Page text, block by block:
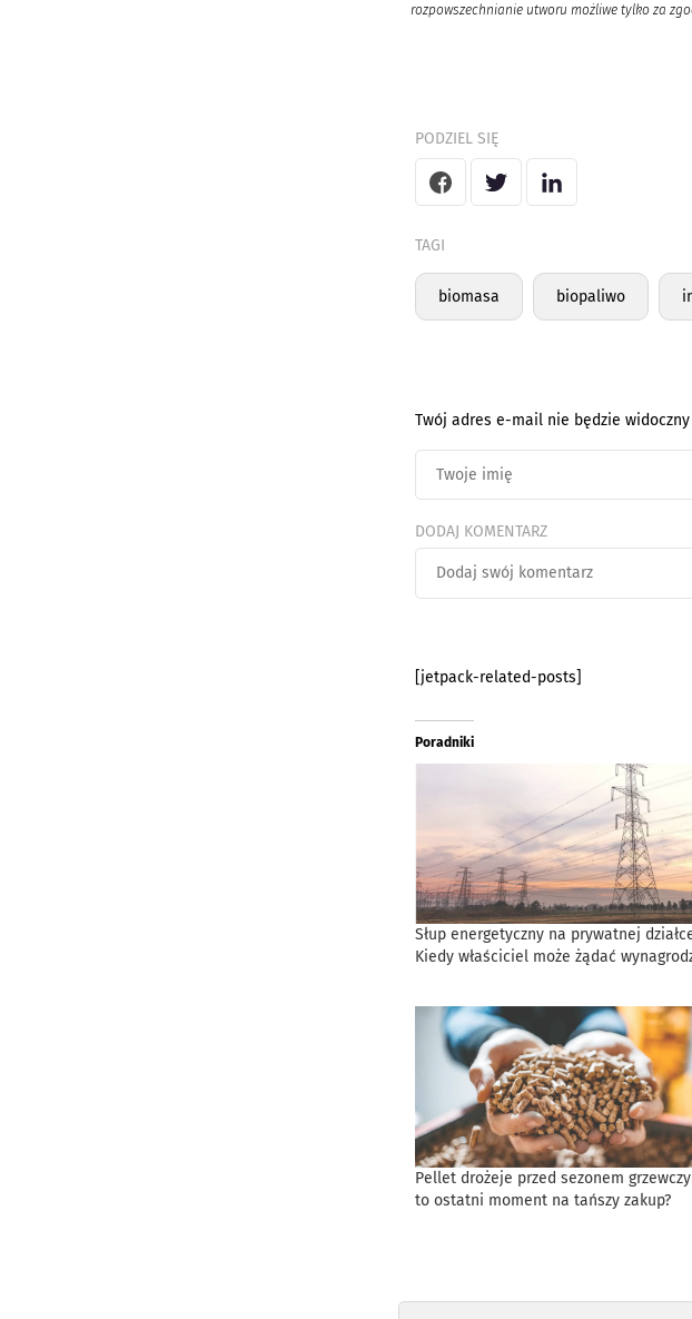
rozpowszechnianie utworu możliwe tylko za
PODZIEL SIĘ
TAGI
biomasa biopaliwo
Twój adres e-mail nie będzie
DODAJ KOMENTARZ
[jetpack-related-posts]
Poradniki
Słup energetyczny na prywatnej
Kiedy właściciel może żądać
Pellet drożeje przed sezonem
to ostatni moment na tańszy zakup?